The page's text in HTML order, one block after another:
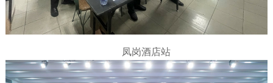
凤岗酒店站